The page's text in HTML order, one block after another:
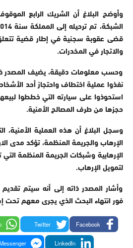
وأوضح البلاغ أن الشريك الرابع
قضى عقوبة سجنية في إطار قضية
والاتجار في المخدرات.
وحسب معلومات دقيقة، يضيف المصدر
نفذوا عملية اختطاف واحتجاز أحد
استحوذوا على سيارته التي خططوا
حجزها من طرف المصالح الأمنية.
وسجل البلاغ أن هذه العملية الأمنية،
الإرهاب والجريمة المنظمة، تؤكد مدى
الإرهابية وشبكات الجريمة المنظمة
لتمويل الإرهاب.
وأشار المصدر ذاته إلى أنه سيتم
فور انتهاء البحث الذي يجرى معهم تحت
Facebook
Twitter
LinkedIn